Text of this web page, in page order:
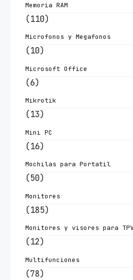
Memoria RAM
(110)
Microfonos y Megafonos
(10)
Microsoft Office
(6)
Mikrotik
(13)
Mini PC
(16)
Mochilas para Portatil
(50)
Monitores
(185)
Monitores y visores para TPV
(12)
Multifunciones
(78)